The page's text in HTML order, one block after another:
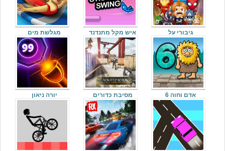
גיבורי על איש מקל מתנדנד מגלשת מים
אדם וחוה 6 מסיבת כדורים יורה ניאון